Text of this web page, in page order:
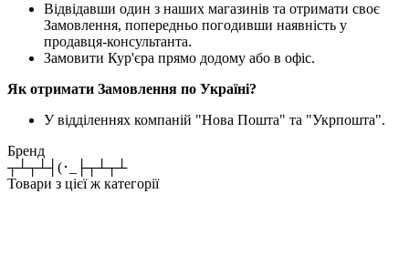
Відвідавши один з наших магазинів та отримати своє
Замовлення, попередньо погодивши наявність у
продавця-консультанта.
Замовити Кур'єра прямо додому або в офіс.
Як отримати Замовлення по Україні?
У відділеннях компаній "Нова Пошта" та "Укрпошта".
Бренд
┬┴┬┴┤(･_├┬┴┬┴
Товари з цієї ж категорії